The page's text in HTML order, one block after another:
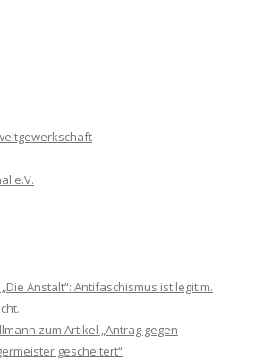
e.V.
Anstalt“: Antifaschismus ist legitim.
zum Artikel „Antrag gegen
gescheitert“